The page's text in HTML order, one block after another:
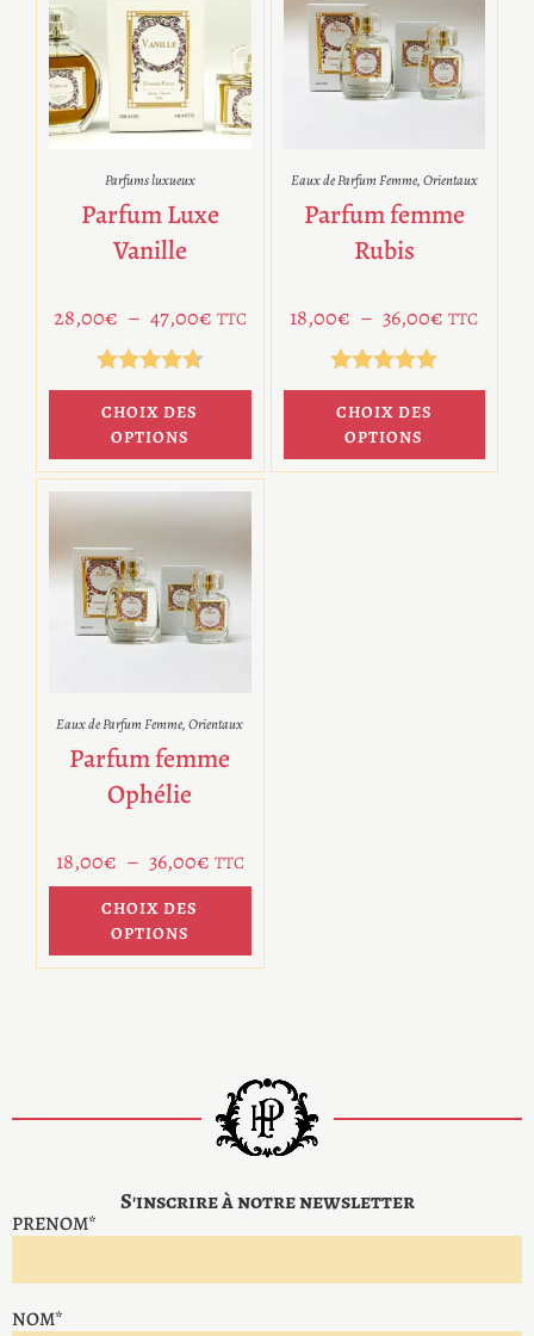
Parfums luxueux
Parfum Luxe
Vanille
28,00€ – 47,00€ TTC
Note4.75
sur 5
CHOIX DES
OPTIONS
Eaux de Parfum Femme,Orientaux
Parfum femme
Rubis
18,00€ – 36,00€ TTC
Note5.00
sur 5
CHOIX DES
OPTIONS
Eaux de Parfum Femme,Orientaux
Parfum femme
Ophélie
18,00€ – 36,00€ TTC
CHOIX DES
OPTIONS
S'inscrire à notre newsletter
PRENOM*
NOM*